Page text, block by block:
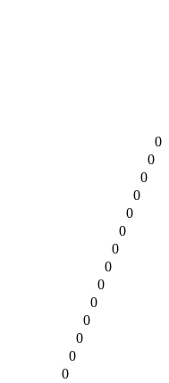
0
0
0
0
0
0
0
0
0
0
0
0
0
0